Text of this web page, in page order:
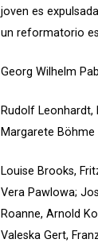
joven es
un reformatorio
Georg Wilhelm
Rudolf Leonhardt,
Margarete Böhme
Louise Brooks,
Vera Pawlowa;
Roanne, Arnold
Valeska Gert,